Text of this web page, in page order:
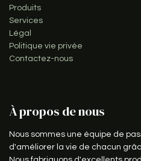
Produits
Services
Légal
Politique vie privée
Contactez-nous
À propos de nous
Nous sommes une équipe de
d'améliorer la vie de chacun